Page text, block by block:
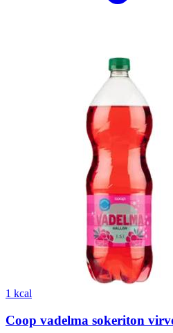
1 kcal
Coop vadelma sokeriton